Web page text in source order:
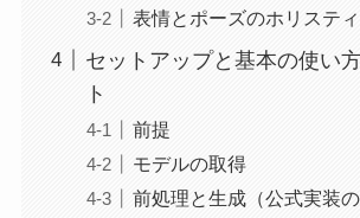
表情とポーズのホリステ
セットアップと基本の使い
ト
前提
モデルの取得
前処理と生成（公式実装の